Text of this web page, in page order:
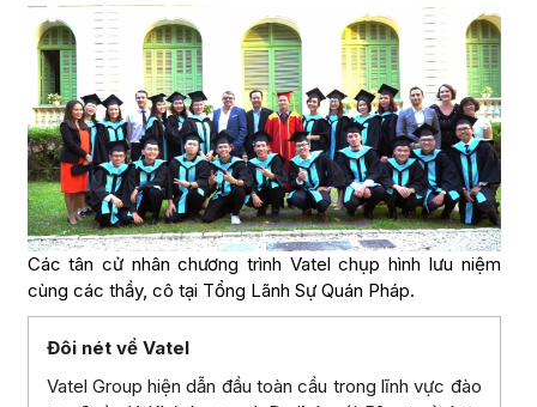
Các tân cử nhân chương trình Vatel chụp hình lưu niệm
cùng các thầy, cô tại Tổng Lãnh Sự Quán Pháp.
Đôi nét về Vatel
Vatel Group hiện dẫn đầu toàn cầu trong lĩnh vực đào